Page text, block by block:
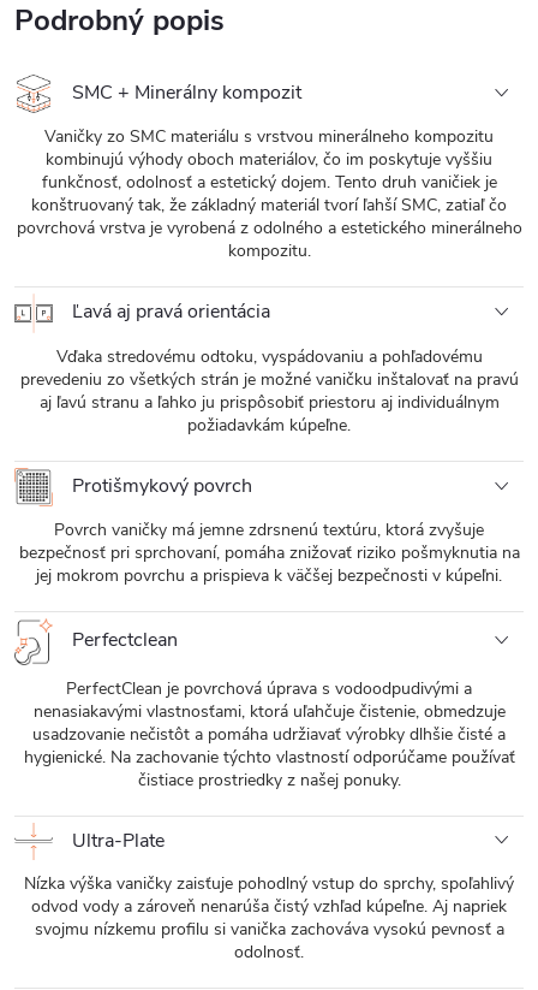
Podrobný popis
SMC + Minerálny kompozit
Vaničky zo SMC materiálu s vrstvou minerálneho kompozitu
kombinujú výhody oboch materiálov, čo im poskytuje vyššiu
funkčnosť, odolnosť a estetický dojem. Tento druh vaničiek je
konštruovaný tak, že základný materiál tvorí ľahší SMC, zatiaľ čo
povrchová vrstva je vyrobená z odolného a estetického minerálneho
kompozitu.
Ľavá aj pravá orientácia
Vďaka stredovému odtoku, vyspádovaniu a pohľadovému
prevedeniu zo všetkých strán je možné vaničku inštalovať na pravú
aj ľavú stranu a ľahko ju prispôsobiť priestoru aj individuálnym
požiadavkám kúpeľne.
Protišmykový povrch
Povrch vaničky má jemne zdrsnenú textúru, ktorá zvyšuje
bezpečnosť pri sprchovaní, pomáha znižovať riziko pošmyknutia na
jej mokrom povrchu a prispieva k väčšej bezpečnosti v kúpeľni.
Perfectclean
PerfectClean je povrchová úprava s vodoodpudivými a
nenasiakavými vlastnosťami, ktorá uľahčuje čistenie, obmedzuje
usadzovanie nečistôt a pomáha udržiavať výrobky dlhšie čisté a
hygienické. Na zachovanie týchto vlastností odporúčame používať
čistiace prostriedky z našej ponuky.
Ultra-Plate
Nízka výška vaničky zaisťuje pohodlný vstup do sprchy, spoľahlivý
odvod vody a zároveň nenarúša čistý vzhľad kúpeľne. Aj napriek
svojmu nízkemu profilu si vanička zachováva vysokú pevnosť a
odolnosť.